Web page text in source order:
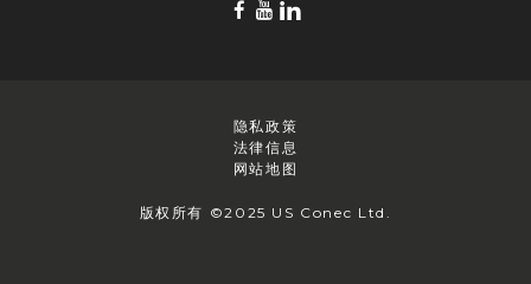
版权所有 ©2025 US Conec Ltd.
隐私政策
法律信息
网站地图